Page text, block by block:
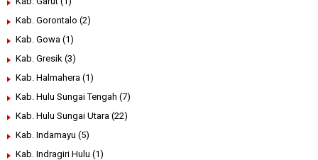
Kab. Gorontalo (2)
Kab. Gowa (1)
Kab. Gresik (3)
Kab. Halmahera (1)
Kab. Hulu Sungai Tengah (7)
Kab. Hulu Sungai Utara (22)
Kab. Indamayu (5)
Kab. Indragiri Hulu (1)